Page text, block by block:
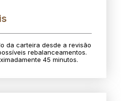
da carteira desde a revisão
rebalanceamentos.
45 minutos.